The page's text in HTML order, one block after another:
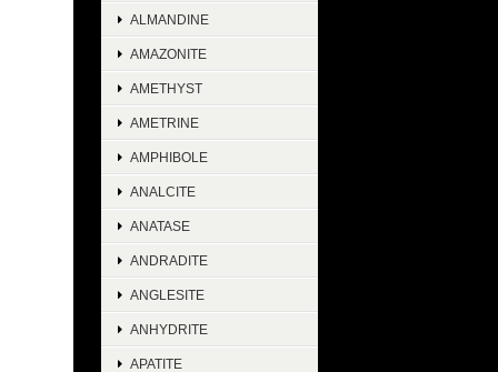
ALMANDINE
AMAZONITE
AMETHYST
AMETRINE
AMPHIBOLE
ANALCITE
ANATASE
ANDRADITE
ANGLESITE
ANHYDRITE
APATITE